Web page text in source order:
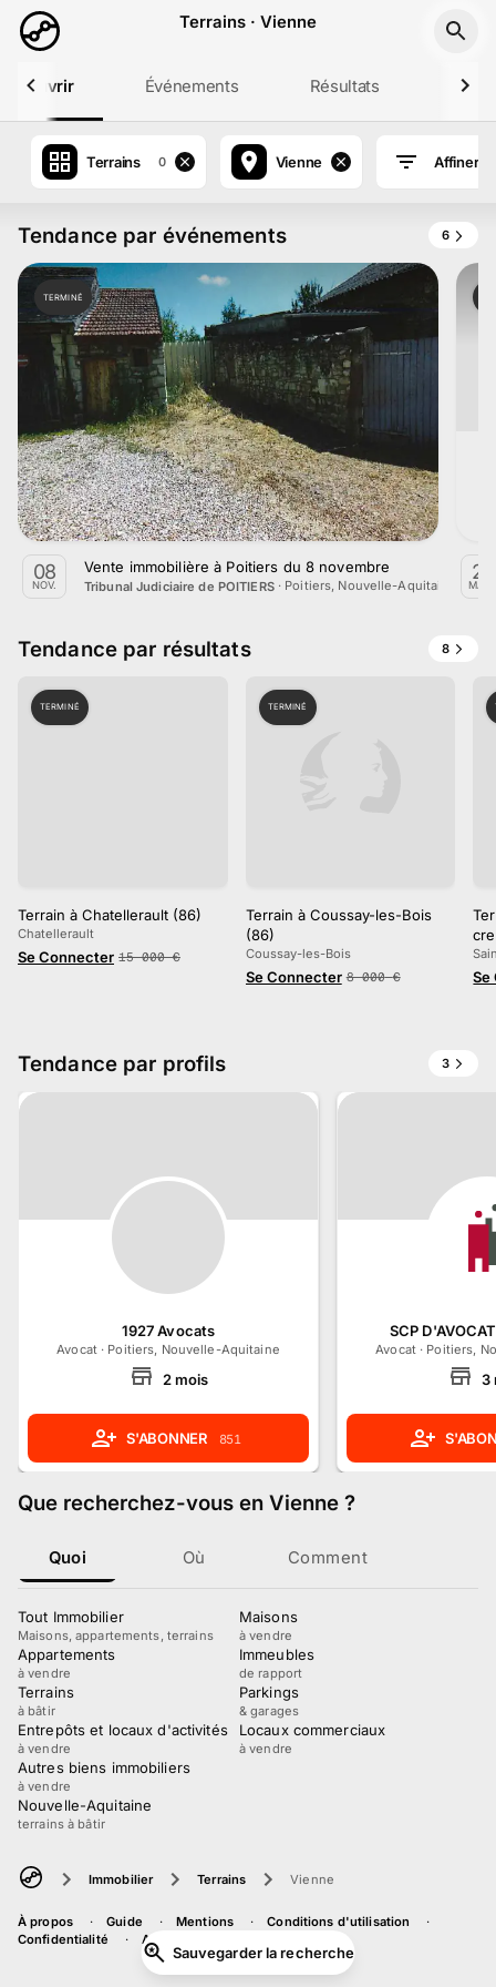
Aller au contenu principal
Terrains · Vienne
Événements Résultats
Terrains 0 Vienne Affiner
Tendance par événements 6
TERMINÉ
08
NOV.
Vente immobilière à Poitiers du 8 novembre
Tribunal Judiciaire de POITIERS· Poitiers, Nouvelle-Aquitaine
24
Tendance par résultats 8
TERMINÉ
Terrain à Chatellerault (86)
Chatellerault
Se Connecter 15 000 €
TERMINÉ
Terrain à Coussay-les-Bois
(86)
Coussay-les-Bois
Se Connecter 8 000 € Se
Tendance par profils 3
1927 Avocats
Avocat· Poitiers, Nouvelle-Aquitaine
2mois
S'ABONNER 851
SCP
Avocat· Poitiers,
3
Que recherchez-vous en Vienne ?
Quoi Où Comment
Tout Immobilier
Maisons, appartements, terrains
Maisons
à vendre
Appartements
à vendre
Immeubles
de rapport
Terrains
à bâtir
Parkings
& garages
Entrepôts et locaux d'activités
à vendre
Locaux commerciaux
à vendre
Autres biens immobiliers
à vendre
Nouvelle-Aquitaine
terrains à bâtir
Immobilier Terrains Vienne
À propos Guide Mentions
Conditions d'utilisation
Confidentialité
Accessibilité
Sauvegarder la recherche